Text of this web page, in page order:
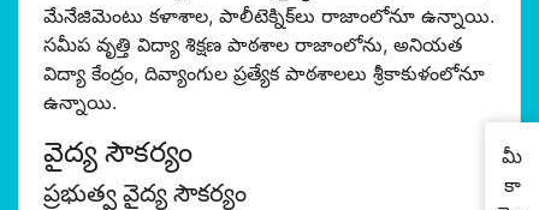
మేనేజిమెంటు కళాశాల, పాలీటెక్నిక్‌లు రాజాంలోనూ ఉన్నాయి.
సమీప వృత్తి విద్యా శిక్షణ పాఠశాల రాజాంలోను, అనియత
విద్యా కేంద్రం, దివ్యాంగుల ప్రత్యేక పాఠశాల‌లు శ్రీకాకుళంలోనూ
ఉన్నాయి.
వైద్య సౌకర్యం
ప్రభుత్వ వైద్య సౌకర్యం
మీ
కా